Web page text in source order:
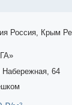
Россия, Крым
64